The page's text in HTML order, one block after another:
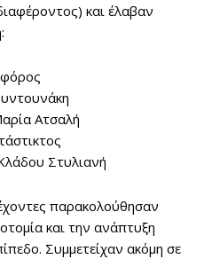
και έλαβαν
Ατσαλή
Στυλιανή
παρακολούθησαν
και την ανάπτυξη
Συμμετείχαν ακόμη σε